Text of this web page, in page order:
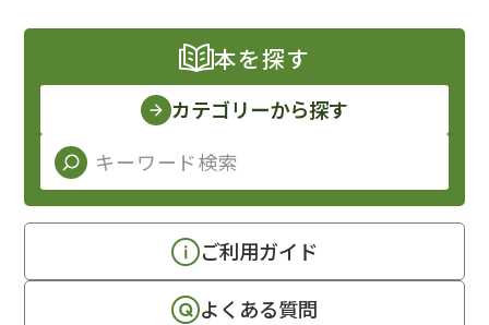
本を探す
カテゴリーから探す
ご利用ガイド
よくある質問